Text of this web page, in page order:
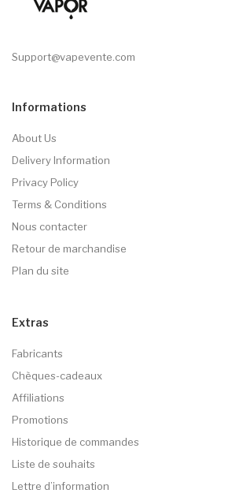
Support@vapevente.com
Informations
About Us
Delivery Information
Privacy Policy
Terms & Conditions
Nous contacter
Retour de marchandise
Plan du site
Extras
Fabricants
Chèques-cadeaux
Affiliations
Promotions
Historique de commandes
Liste de souhaits
Lettre d’information